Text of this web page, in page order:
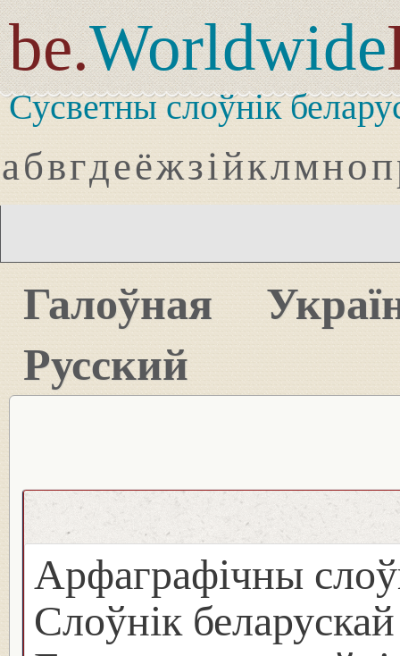
be.Worldwide
Сусветны слоўнік
абвгдеёжзійклмноп
Галоўная
Русский
Арфаграфічны
Слоўнік